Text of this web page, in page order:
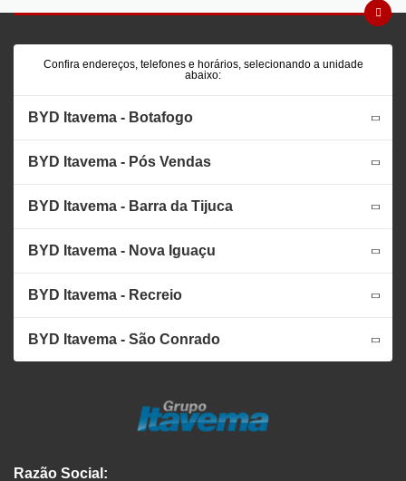
Confira endereços, telefones e horários, selecionando a unidade
abaixo:
BYD Itavema - Botafogo
BYD Itavema - Pós Vendas
BYD Itavema - Barra da Tijuca
BYD Itavema - Nova Iguaçu
BYD Itavema - Recreio
BYD Itavema - São Conrado
Razão Social: